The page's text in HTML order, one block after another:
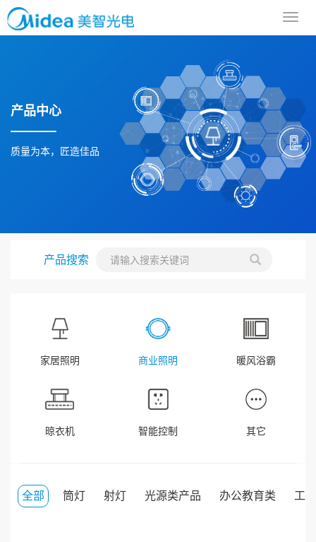
导
航
产品中心
质量为本，匠造佳品
产品搜索
家居照明 商业照明 暖风浴霸
晾衣机 智能控制 其它
全部 筒灯 射灯 光源类产品 办公教育类 工